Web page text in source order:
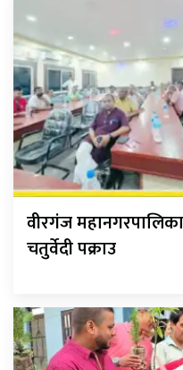
वीरगंज
चतुर्वेदी पक्राउ